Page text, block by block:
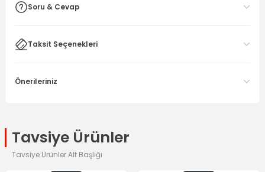
Soru & Cevap
Taksit Seçenekleri
Önerileriniz
Tavsiye Ürünler
Tavsiye Ürünler Alt Başlığı